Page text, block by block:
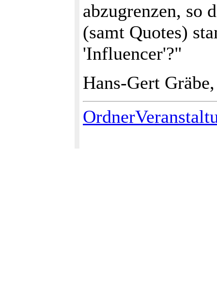
abzugrenzen, so
(samt Quotes)
'Influencer'?"
Hans-Gert